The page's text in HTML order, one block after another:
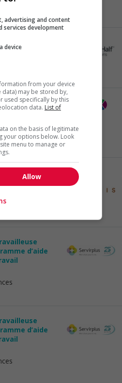
à
100%
(3737)
d’aide
d’aide
advertising and content
services development
device
from your device
may be stored by,
used specifically by this
data. List of
on the basis of legitimate
your options below. Look
menu to manage or
Allow